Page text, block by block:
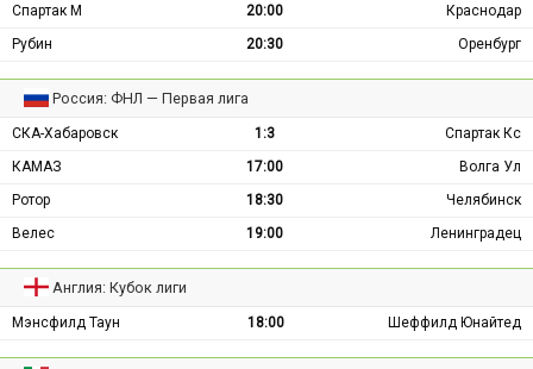
Спартак М
20:00
Краснодар
Рубин
20:30 Оренбург
Россия: ФНЛ — Первая лига
СКА-Хабаровск 1:3
Спартак Кс
КАМАЗ
17:00
Волга Ул
Ротор
18:30
Челябинск
Велес
19:00 Ленинградец
Англия: Кубок лиги
Мэнсфилд Таун 18:00 Шеффилд Юнайтед